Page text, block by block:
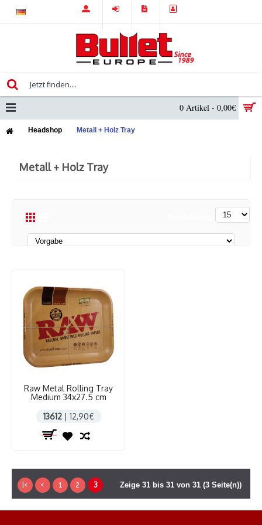
0 Artikel - 0,00€
Headshop Metall + Holz Tray
Metall + Holz Tray
Produktvergleich (0)
Raw Metal Rolling Tray
Medium 34x27.5 cm
13612| 12,90€
|< < 1 2 3 Zeige 31 bis 31 von 31 (3 Seite(n))